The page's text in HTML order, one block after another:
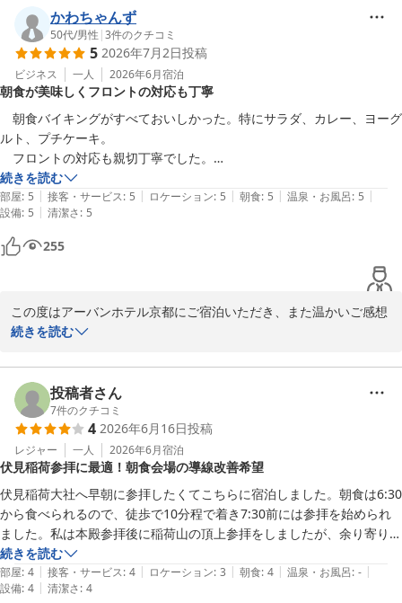
同励みになります。
伏見稲荷大社の静かな朝を楽しめたとのこと、本当に良かったで
す。建物や雰囲気を気に入っていただき、感謝申し上げます。
またのご利用を心よりお待ちしております。
アーバンホテル京都
アーバンホテル京都
2026-07-08
かわちゃんず
50代/男性 |3件のクチコミ
5 2026年7月2日投稿
ビジネス 一人 2026年6月宿泊
朝食が美味しくフロントの対応も丁寧
朝食バイキングがすべておいしかった。特にサラダ、カレー、ヨーグ
ルト、プチケーキ。
フロントの対応も親切丁寧でした。
駐車場も宿泊期間中何日でも1500円でした。
コスパ、品質⭐4.3
また来年定時株主総会が京都市内であるので、宿泊する予定です。
続きを読む
部屋: 5 | 接客・サービス: 5 | ロケーション: 5 | 朝食: 5 | 温泉・お風呂: 5 |
設備: 5 | 清潔さ: 5
255
この度はアーバンホテル京都にご宿泊いただき、また温かいご感想
をお寄せいただき誠にありがとうございます。
朝食バイキングにつきまして、「すべておいしかった」とのお言葉
をいただき、大変嬉しく拝読いたしました。特にサラダやカレー、
ヨーグルト、プチケーキをお気に召していただけたとのこと、朝食
スタッフにとっても大きな励みになります。
また、フロントスタッフの対応や駐車場料金につきましてもご満足
いただけたようで安心いたしました。「コスパ、品質4.3」との評
価をいただけましたこと、心より感謝申し上げます。
来年の京都市内での定時株主総会の際にもご利用をご予定とのこ
と、大変光栄に存じます。次回も快適にお過ごしいただけるよう、
スタッフ一同より良いサービスの提供に努めてまいります。
続きを読む
投稿者さん
7件のクチコミ
4 2026年6月16日投稿
レジャー 一人 2026年6月宿泊
伏見稲荷参拝に最適！朝食会場の導線改善希望
伏見稲荷大社へ早朝に参拝したくてこちらに宿泊しました。朝食は6:30
から食べられるので、徒歩で10分程で着き7:30前には参拝を始められ
ました。私は本殿参拝後に稲荷山の頂上参拝をしましたが、余り寄り道
をしなかったので10:00前にはホテルに帰って来られました。
こちらは有り難い事にチェックアウトが11:00とゆっくりなので、参拝
をして汗だくになりましたがシャワーを浴びて着替えてからチェックア
続きを読む
部屋: 4 | 接客・サービス: 4 | ロケーション: 3 | 朝食: 4 | 温泉・お風呂: - |
設備: 4 | 清潔さ: 4